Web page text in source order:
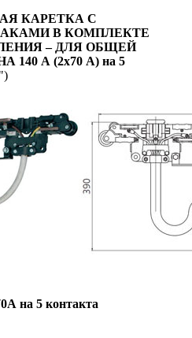
КАРЕТКА С
В КОМПЛЕКТЕ
– ДЛЯ ОБЩЕЙ
А (2х70 А) на 5
на 5 контакта